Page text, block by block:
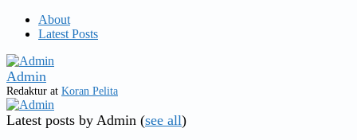
About
Latest Posts
Admin
Redaktur at Koran Pelita
Latest posts by Admin (see all)